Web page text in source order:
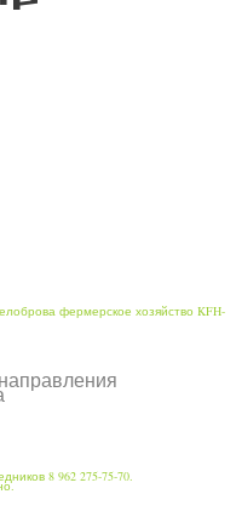
фермерское хозяйство KFH-
8 962 275-75-70.